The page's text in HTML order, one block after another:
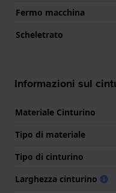
Fermo macchina
Scheletrato
Informazioni sul
Materiale Cinturino
Tipo di materiale
Tipo di cinturino
Larghezza cinturino